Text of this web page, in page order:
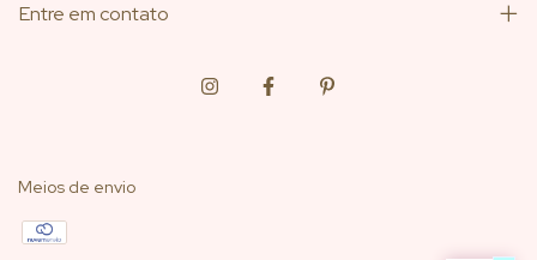
Entre em contato
Meios de envio